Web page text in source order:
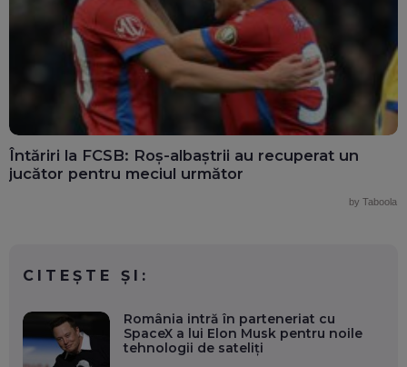
Întăriri la FCSB: Roș-albaștrii au recuperat un
jucător pentru meciul următor
by Taboola
CITEȘTE ȘI:
România intră în parteneriat cu
SpaceX a lui Elon Musk pentru noile
tehnologii de sateliți